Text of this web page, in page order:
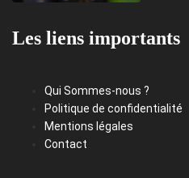
Les liens importants
Qui Sommes-nous ?
Politique de confidentialité
Mentions légales
Contact